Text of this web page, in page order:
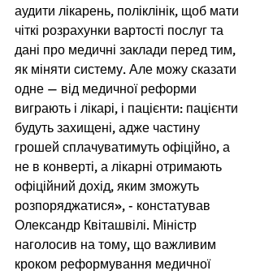
аудити лікарень, поліклінік, щоб мати
чіткі розрахунки вартості послуг та
дані про медичні заклади перед тим,
як міняти систему. Але можу сказати
одне — від медичної реформи
виграють і лікарі, і пацієнти: пацієнти
будуть захищені, адже частину
грошей сплачуватимуть офіційно, а
не в конверті, а лікарні отримають
офіційний дохід, яким зможуть
розпоряджатися», - констатував
Олександр Квіташвілі. Міністр
наголосив на тому, що важливим
кроком реформування медичної